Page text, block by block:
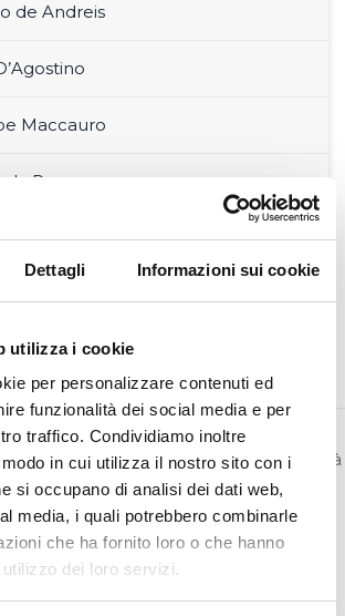
Dettagli Informazioni sui cookie
utilizza i cookie
per personalizzare contenuti ed
funzionalità dei social media e per
traffico. Condividiamo inoltre
in cui utilizza il nostro sito con i
si occupano di analisi dei dati web,
media, i quali potrebbero combinarle
che ha fornito loro o che hanno
dei loro servizi.
de Andreis
Maccauro
Renna
Nicla
3
e Traduzione Francese presso l’Università
è docente di